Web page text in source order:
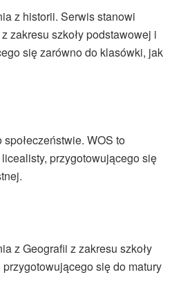
z historii. Serwis stanowi
zakresu szkoły podstawowej i
się zarówno do klasówki, jak
WOS to
przygotowującego się
z Geografii z zakresu szkoły
się do matury